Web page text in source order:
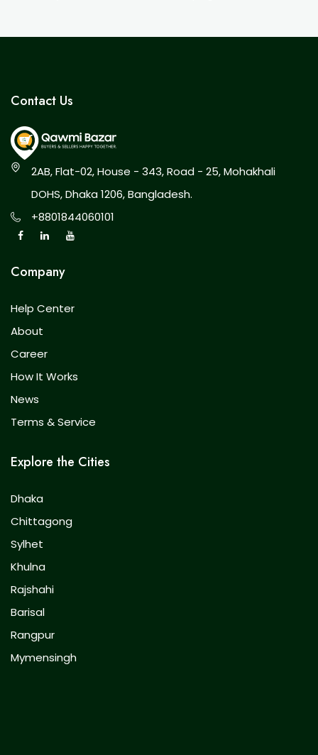
Contact Us
2AB, Flat-02, House - 343, Road - 25, Mohakhali
DOHS, Dhaka 1206, Bangladesh.
+8801844060101
Company
Help Center
About
Career
How It Works
News
Terms & Service
Explore the Cities
Dhaka
Chittagong
Sylhet
Khulna
Rajshahi
Barisal
Rangpur
Mymensingh